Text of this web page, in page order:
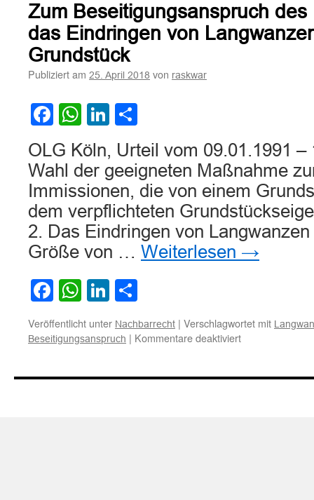
bezüglich
Zum Beseitigungsanspruch
das Eindringen von
Grundstück
Publiziert am 25. April 2018 von raskwar
Facebook
WhatsApp
LinkedIn
OLG Köln, Urteil vom 09.01.1991 –
Wahl der geeigneten Maßnahme
Immissionen, die von einem
dem verpflichteten
2. Das Eindringen von
Größe von … Weiterlesen →
Facebook
WhatsApp
LinkedIn
Veröffentlicht unter Nachbarrecht | Verschlagwortet mit
Beseitigungsanspruch | Kommentare deaktiviertfür
des